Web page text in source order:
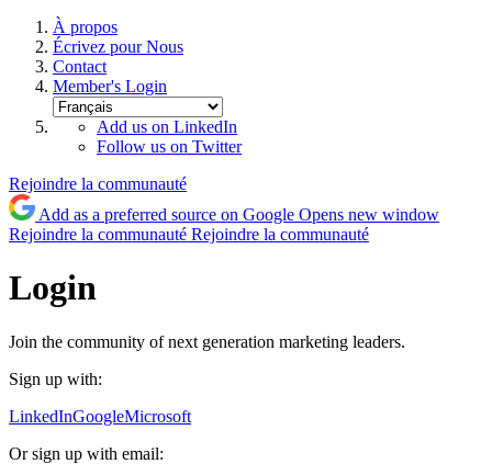
À propos
Écrivez pour Nous
Contact
Member's Login
Add us on LinkedIn
Follow us on Twitter
Rejoindre la communauté
Add as a preferred source on Google Opens new window
Rejoindre la communauté Rejoindre la communauté
Login
Join the community of next generation marketing leaders.
Sign up with:
LinkedInGoogleMicrosoft
Or sign up with email: